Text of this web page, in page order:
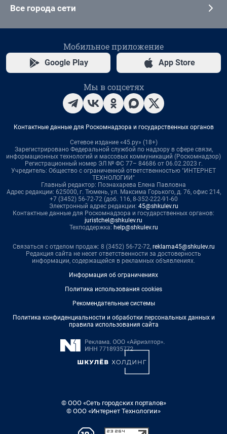
Все города сети
Мобильное приложение
Google Play App Store
Мы в соцсетях
Контактные данные для Роскомнадзора и государственных органов
Сетевое издание «45.ру» (18+)
Зарегистрировано Федеральной службой по надзору в сфере связи,
информационных технологий и массовых коммуникаций (Роскомнадзор)
Регистрационный номер ЭЛ № ФС 77– 84686 от 06.02.2023 г.
Учредитель: Общество с ограниченной ответственностью "ИНТЕРНЕТ
ТЕХНОЛОГИИ"
Главный редактор: Познахарева Елена Павловна
Адрес редакции: 625000, г. Тюмень, ул. Максима Горького, д. 76, офис 214,
+7 (3452) 56-72-72 (доб. 116, 8-352-222-91-60
Электронный адрес редакции: 45@shkulev.ru
Контактные данные для Роскомнадзора и государственных органов:
juristchel@shkulev.ru
Техподдержка: help@shkulev.ru
Связаться с отделом продаж: 8 (3452) 56-72-72, reklama45@shkulev.ru
Редакция сайта не несет ответственности за достоверность
информации, содержащейся в рекламных объявлениях.
Информация об ограничениях
Политика использования cookies
Рекомендательные системы
Политика конфиденциальности и обработки персональных данных и
правила использования сайта
© ООО «Сеть городских порталов»
© ООО «Интернет Технологии»